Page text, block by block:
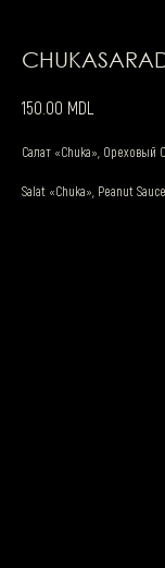
150.00 MDL
Салат «Chuka», Ореховый
Salat «Chuka», Peanut